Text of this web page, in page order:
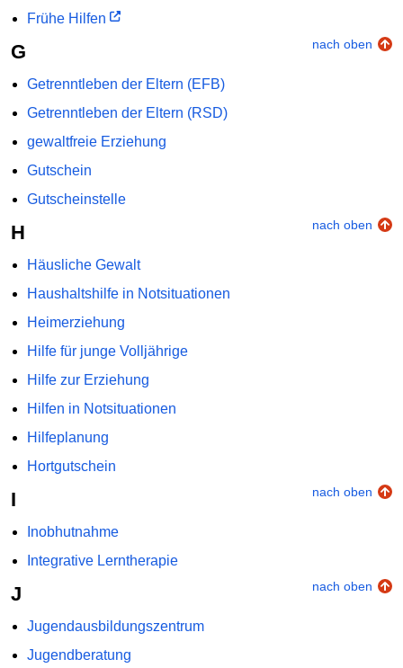
Frühe Hilfen
G nach oben
Getrenntleben der Eltern (EFB)
Getrenntleben der Eltern (RSD)
gewaltfreie Erziehung
Gutschein
Gutscheinstelle
H nach oben
Häusliche Gewalt
Haushaltshilfe in Notsituationen
Heimerziehung
Hilfe für junge Volljährige
Hilfe zur Erziehung
Hilfen in Notsituationen
Hilfeplanung
Hortgutschein
I nach oben
Inobhutnahme
Integrative Lerntherapie
J nach oben
Jugendausbildungszentrum
Jugendberatung